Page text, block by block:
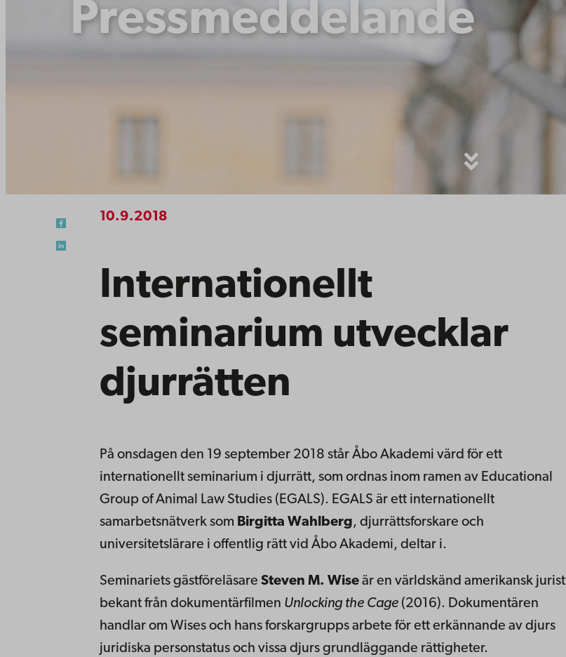
Pressmeddelande
10.9.2018
Internationellt
seminarium utvecklar
djurrätten
På onsdagen den 19 september 2018 står Åbo Akademi värd för ett
internationellt seminarium i djurrätt, som ordnas inom ramen av Educational
Group of Animal Law Studies (EGALS). EGALS är ett internationellt
samarbetsnätverk som Birgitta Wahlberg, djurrättsforskare och
universitetslärare i offentlig rätt vid Åbo Akademi, deltar i.
Seminariets gästföreläsare Steven M. Wise är en världskänd amerikansk jurist
bekant från dokumentärfilmen Unlocking the Cage (2016). Dokumentären
handlar om Wises och hans forskargrupps arbete för ett erkännande av djurs
juridiska personstatus och vissa djurs grundläggande rättigheter.